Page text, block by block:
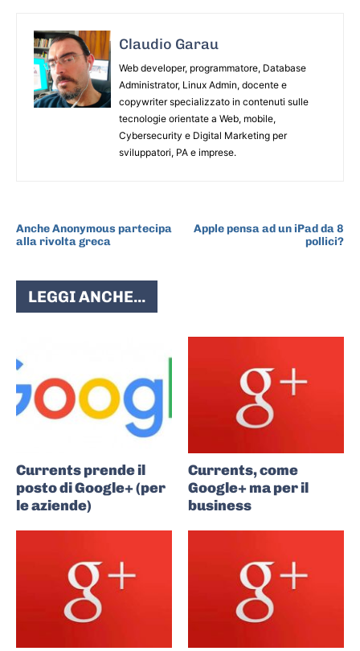
Claudio Garau
Web developer, programmatore, Database
Administrator, Linux Admin, docente e
copywriter specializzato in contenuti sulle
tecnologie orientate a Web, mobile,
Cybersecurity e Digital Marketing per
sviluppatori, PA e imprese.
Anche Anonymous partecipa
alla rivolta greca
Apple pensa ad un iPad da 8
pollici?
LEGGI ANCHE...
Currents prende il
posto di Google+ (per
le aziende)
Currents, come
Google+ ma per il
business